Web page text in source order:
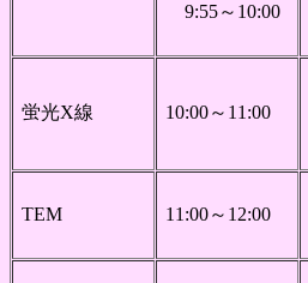
9:55～10:00
蛍光X線 10:00～11:00
TEM 11:00～12:00